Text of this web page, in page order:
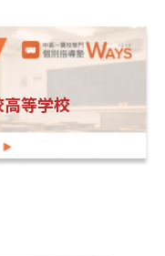
等学校